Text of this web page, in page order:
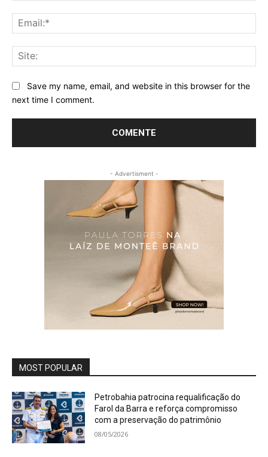
Save my name, email, and website in this browser for the
next time I comment.
- Advertisment -
MOST POPULAR
Petrobahia patrocina requalificação do
Farol da Barra e reforça compromisso
com a preservação do patrimônio
08/05/2026